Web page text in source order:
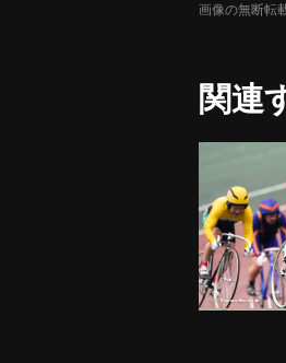
画像の無断転
関連